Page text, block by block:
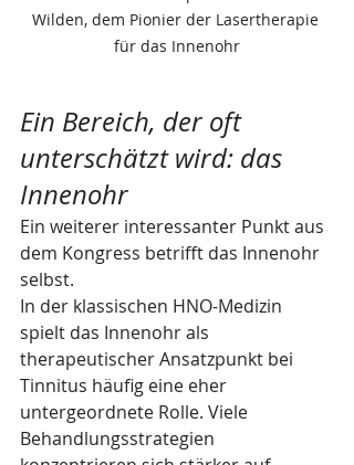
Wilden, dem Pionier der Lasertherapie
für das Innenohr
Ein Bereich, der oft
unterschätzt wird: das
Innenohr
Ein weiterer interessanter Punkt aus
dem Kongress betrifft das Innenohr
selbst.
In der klassischen HNO-Medizin
spielt das Innenohr als
therapeutischer Ansatzpunkt bei
Tinnitus häufig eine eher
untergeordnete Rolle. Viele
Behandlungsstrategien